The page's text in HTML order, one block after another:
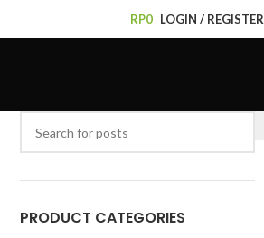
RP0 LOGIN / REGISTER
PRODUCT CATEGORIES